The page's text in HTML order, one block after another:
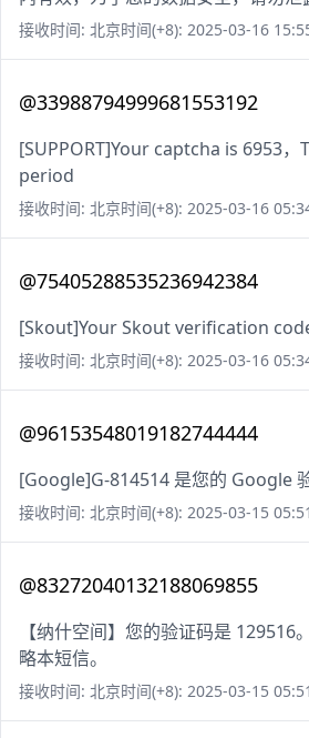
接收时间: 北京时间(+8): 2025-03-16
@33988794999681553192
[SUPPORT]Your captcha is 6953
period
接收时间: 北京时间(+8): 2025-03-16
@75405288535236942384
[Skout]Your Skout verification
接收时间: 北京时间(+8): 2025-03-16
@96153548019182744444
[Google]G-814514 是您的 Google
接收时间: 北京时间(+8): 2025-03-15
@83272040132188069855
【纳什空间】您的验证码是 129516
略本短信。
接收时间: 北京时间(+8): 2025-03-15